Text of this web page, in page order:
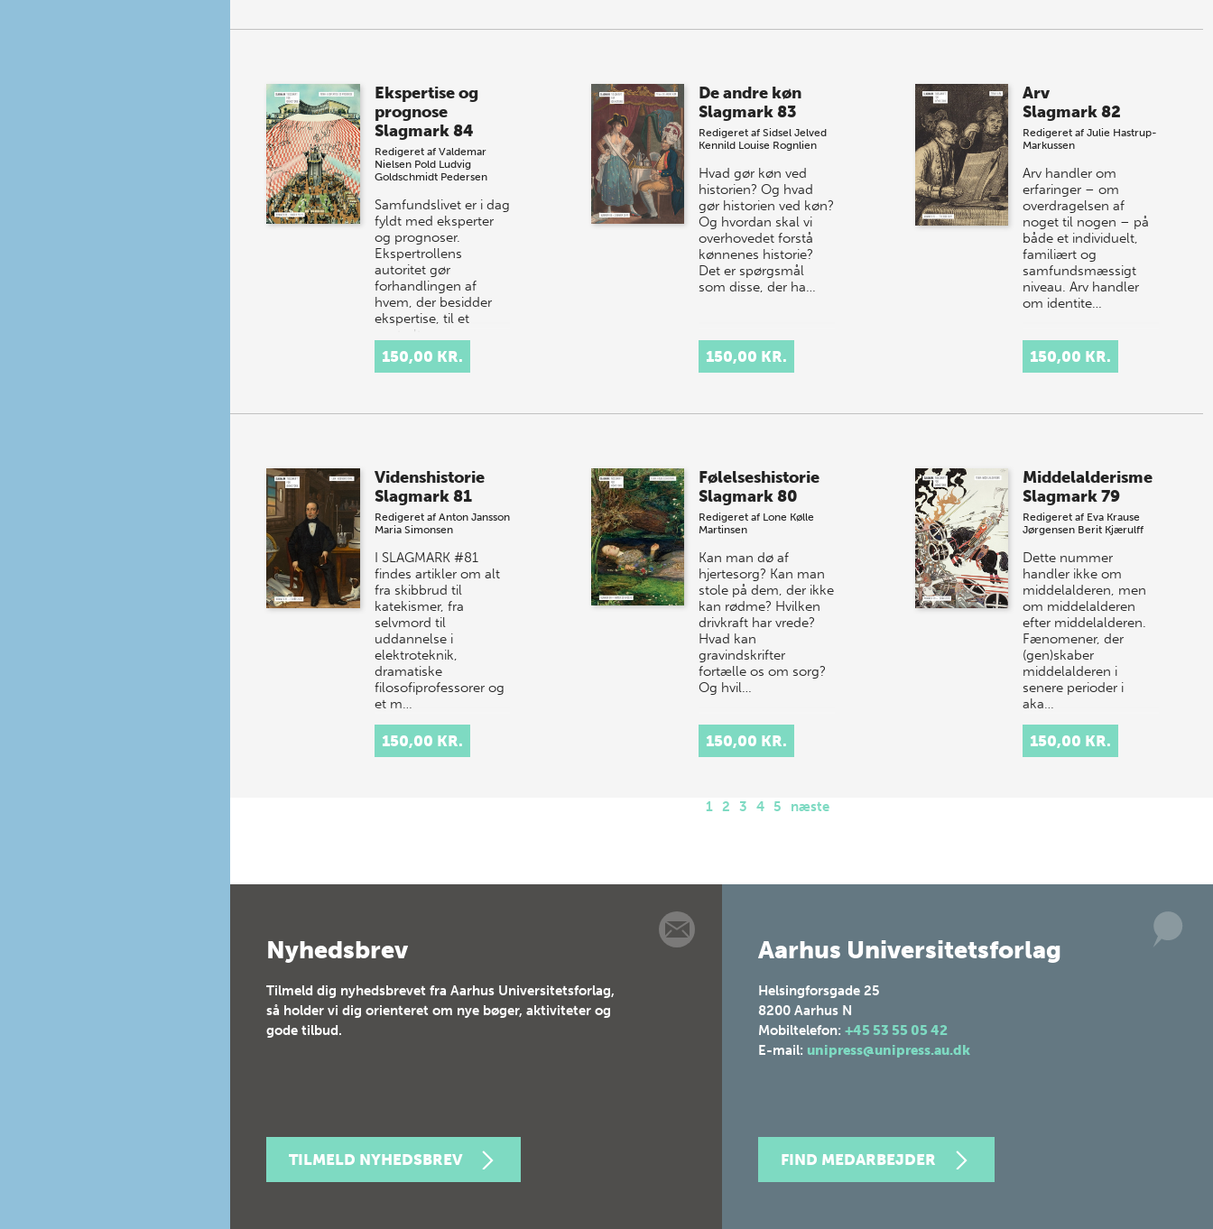
Ekspertise og
prognose
Slagmark 84
Redigeret af Valdemar
Nielsen Pold Ludvig
Goldschmidt Pedersen
Samfundslivet er i dag
fyldt med eksperter
og prognoser.
Ekspertrollens
autoritet gør
forhandlingen af
hvem, der besidder
ekspertise, til et
centralt…
150,00 KR.
De andre køn
Slagmark 83
Redigeret af Sidsel Jelved
Kennild Louise Rognlien
Hvad gør køn ved
historien? Og hvad
gør historien ved køn?
Og hvordan skal vi
overhovedet forstå
kønnenes historie?
Det er spørgsmål
som disse, der ha…
150,00 KR.
Arv
Slagmark 82
Redigeret afJulie Hastrup-
Markussen
Arv handler om
erfaringer – om
overdragelsen af
noget til nogen – på
både et individuelt,
familiært og
samfundsmæssigt
niveau. Arv handler
om identite…
150,00 KR.
Videnshistorie
Slagmark 81
Redigeret af Anton Jansson
Maria Simonsen
I SLAGMARK #81
findes artikler om alt
fra skibbrud til
katekismer, fra
selvmord til
uddannelse i
elektroteknik,
dramatiske
filosofiprofessorer og
et m…
150,00 KR.
Følelseshistorie
Slagmark 80
Redigeret af Lone Kølle
Martinsen
Kan man dø af
hjertesorg? Kan man
stole på dem, der ikke
kan rødme? Hvilken
drivkraft har vrede?
Hvad kan
gravindskrifter
fortælle os om sorg?
Og hvil…
150,00 KR.
Middelalderisme
Slagmark 79
Redigeret af Eva Krause
Jørgensen Berit Kjærulff
Dette nummer
handler ikke om
middelalderen, men
om middelalderen
efter middelalderen.
Fænomener, der
(gen)skaber
middelalderen i
senere perioder i
aka…
150,00 KR.
1 2 3 4 5 næste
Nyhedsbrev
Tilmeld dig nyhedsbrevet fra Aarhus Universitetsforlag,
så holder vi dig orienteret om nye bøger, aktiviteter og
gode tilbud.
TILMELD NYHEDSBREV
Aarhus Universitetsforlag
Helsingforsgade 25
8200 Aarhus N
Mobiltelefon: +45 53 55 05 42
E-mail: unipress@unipress.au.dk
FIND MEDARBEJDER